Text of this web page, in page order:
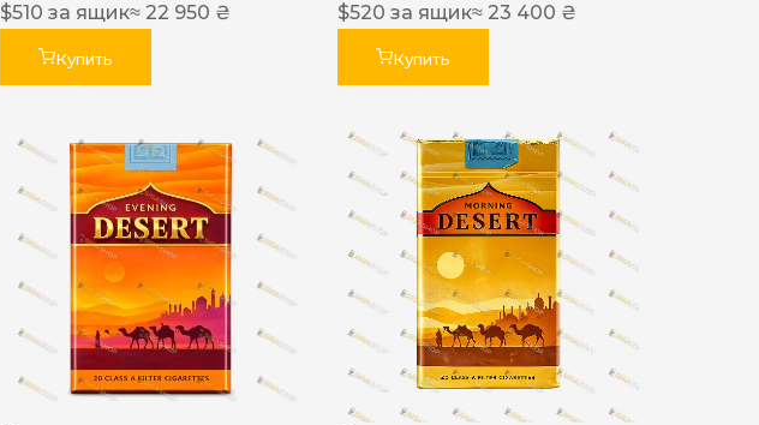
$510 за ящик≈ 22 950 ₴
Купить
$520 за ящик≈ 23 400 ₴
Купить